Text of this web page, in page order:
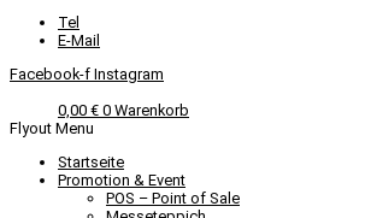
Tel
E-Mail
Facebook-f Instagram
0,00 € 0 Warenkorb
Flyout Menu
Startseite
Promotion & Event
POS – Point of Sale